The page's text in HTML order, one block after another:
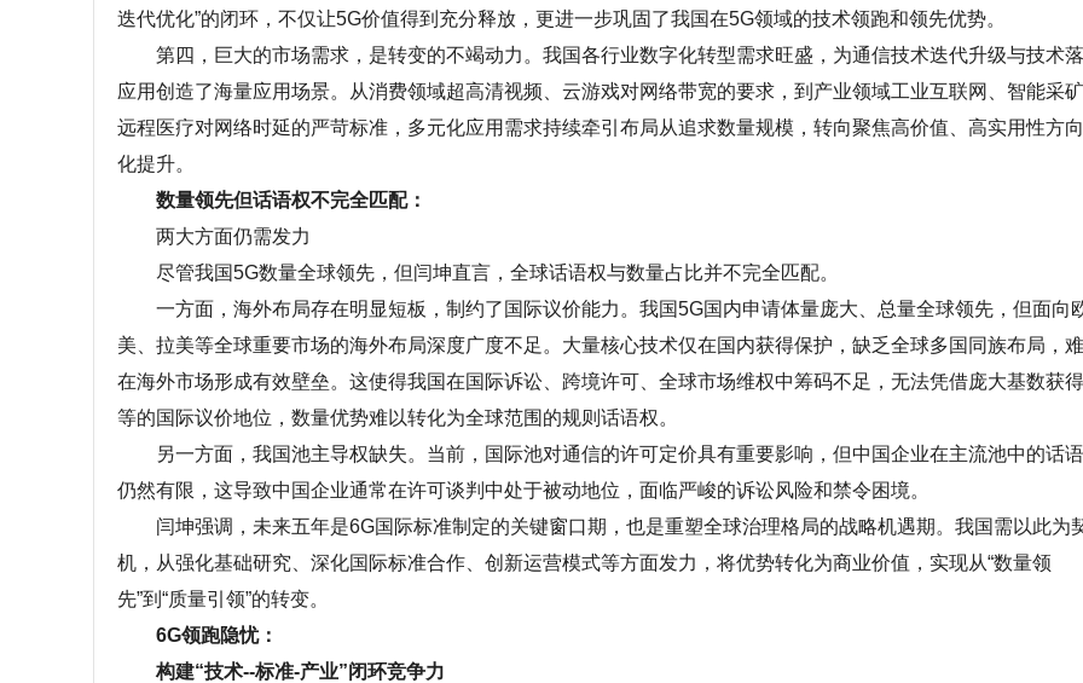
迭代优化”的闭环，不仅让5G价值得到充分释放，更进一步巩固了我国在5G领域的技术领跑和领先优势。
第四，巨大的市场需求，是转变的不竭动力。我国各行业数字化转型需求旺盛，为通信技术迭代升级与技术
应用创造了海量应用场景。从消费领域超高清视频、云游戏对网络带宽的要求，到产业领域工业互联网、智能采矿
远程医疗对网络时延的严苛标准，多元化应用需求持续牵引布局从追求数量规模，转向聚焦高价值、高实用性方
化提升。
数量领先但话语权不完全匹配：
两大方面仍需发力
尽管我国5G数量全球领先，但闫坤直言，全球话语权与数量占比并不完全匹配。
一方面，海外布局存在明显短板，制约了国际议价能力。我国5G国内申请体量庞大、总量全球领先，但面向
美、拉美等全球重要市场的海外布局深度广度不足。大量核心技术仅在国内获得保护，缺乏全球多国同族布局，
在海外市场形成有效壁垒。这使得我国在国际诉讼、跨境许可、全球市场维权中筹码不足，无法凭借庞大基数获
等的国际议价地位，数量优势难以转化为全球范围的规则话语权。
另一方面，我国池主导权缺失。当前，国际池对通信的许可定价具有重要影响，但中国企业在主流池中的话
仍然有限，这导致中国企业通常在许可谈判中处于被动地位，面临严峻的诉讼风险和禁令困境。
闫坤强调，未来五年是6G国际标准制定的关键窗口期，也是重塑全球治理格局的战略机遇期。我国需以此为
机，从强化基础研究、深化国际标准合作、创新运营模式等方面发力，将优势转化为商业价值，实现从“数量领
先”到“质量引领”的转变。
6G领跑隐忧：
构建“技术--标准-产业”闭环竞争力